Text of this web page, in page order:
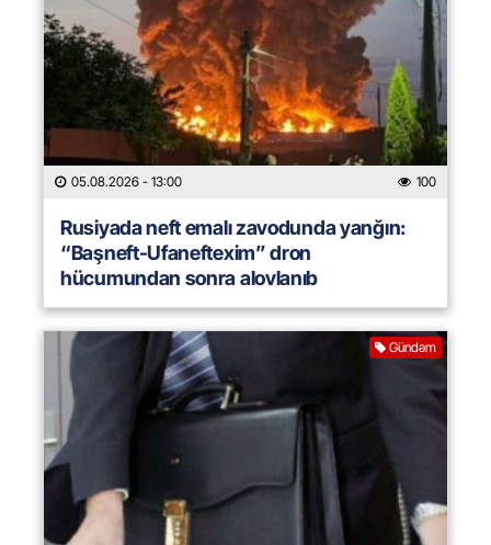
05.08.2026 - 13:00 100
Rusiyada neft emalı zavodunda yanğın:
“Başneft-Ufaneftexim” dron
hücumundan sonra alovlanıb
Gündəm